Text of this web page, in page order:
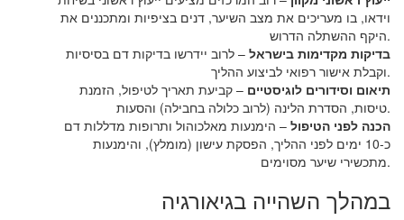
וידאו, בו מעריכים את מצב השיער, דנים בציפיות ומתכננים את
היקף ההשתלה הדרוש.
בדיקות מקדימות בישראל – לרוב יידרשו בדיקות דם בסיסיות
וקבלת אישור רפואי לביצוע ההליך.
תיאום וסידורים לוגיסטיים – קביעת תאריך לטיפול, הזמנת
טיסות, הסדרת הלינה (לרוב כלולה בחבילה) והסעות.
הכנה לפני הטיפול – הימנעות מאלכוהול ותרופות מדללות דם
כ-10 ימים לפני ההליך, הפסקת עישון (מומלץ), והימנעות
מתכשירי שיער מסוימים.
במהלך השהייה בגיאורגיה